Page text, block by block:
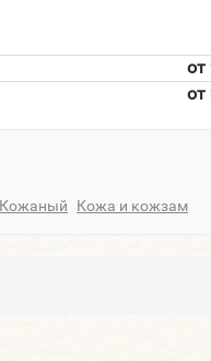
Кожаный Кожа и кожзам